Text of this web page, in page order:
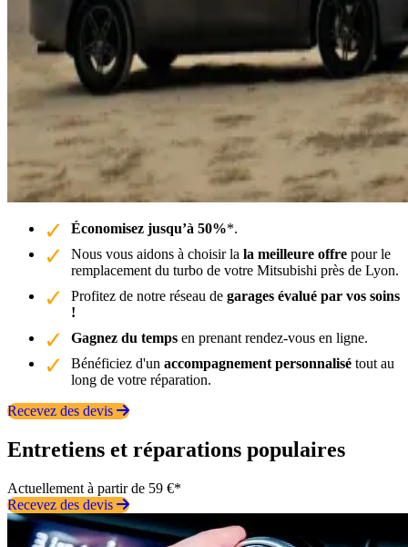
Économisez jusqu’à 50%*.
Nous vous aidons à choisir la la meilleure offre pour le
remplacement du turbo de votre Mitsubishi près de Lyon.
Profitez de notre réseau de garages évalué par vos soins
!
Gagnez du temps en prenant rendez-vous en ligne.
Bénéficiez d'un accompagnement personnalisé tout au
long de votre réparation.
Recevez des devis
Entretiens et réparations populaires
Actuellement à partir de 59 €*
Recevez des devis